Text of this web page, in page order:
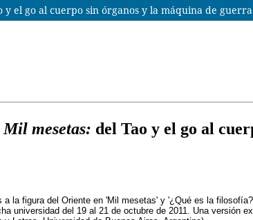
y el go al cuerpo sin órganos y la máquina de guerra